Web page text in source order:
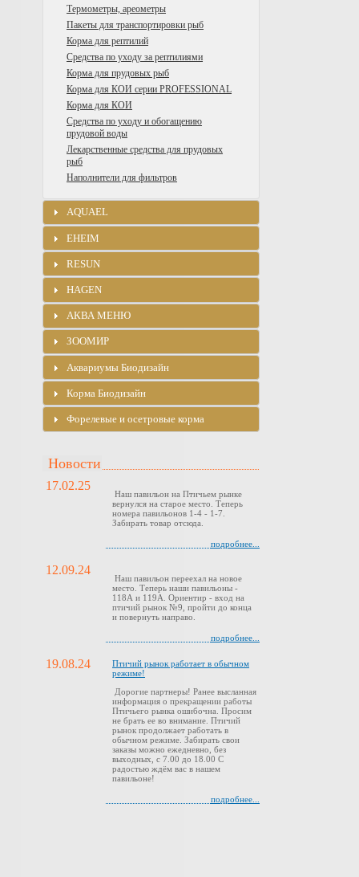
Термометры, ареометры
Пакеты для транспортировки рыб
Корма для рептилий
Средства по уходу за рептилиями
Корма для прудовых рыб
Корма для КОИ серии PROFESSIONAL
Корма для КОИ
Средства по уходу и обогащению
прудовой воды
Лекарственные средства для прудовых
рыб
Наполнители для фильтров
AQUAEL
EHEIM
RESUN
HAGEN
АКВА МЕНЮ
ЗООМИР
Аквариумы Биодизайн
Корма Биодизайн
Форелевые и осетровые корма
Новости
17.02.25
Наш павильон на Птичьем рынке
вернулся на старое место. Теперь
номера павильонов 1-4 - 1-7.
Забирать товар отсюда.
подробнее...
12.09.24
Наш павильон переехал на новое
место. Теперь наши павильоны -
118А и 119А. Ориентир - вход на
птичий рынок №9, пройти до конца
и повернуть направо.
подробнее...
19.08.24
Птичий рынок работает в обычном
режиме!
Дорогие партнеры! Ранее высланная
информация о прекращении работы
Птичьего рынка ошибочна. Просим
не брать ее во внимание. Птичий
рынок продолжает работать в
обычном режиме. Забирать свои
заказы можно ежедневно, без
выходных, с 7.00 до 18.00 С
радостью ждём вас в нашем
павильоне!
подробнее...